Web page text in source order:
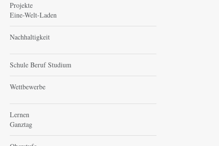
Projekte
Eine-Welt-Laden
Nachhaltigkeit
Schule Beruf Studium
Wettbewerbe
Lernen
Ganztag